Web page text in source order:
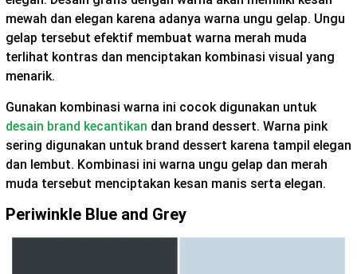
mewah dan elegan karena adanya warna ungu gelap. Ungu
gelap tersebut efektif membuat warna merah muda
terlihat kontras dan menciptakan kombinasi visual yang
menarik.
Gunakan kombinasi warna ini cocok digunakan untuk
desain brand kecantikan dan brand dessert. Warna pink
sering digunakan untuk brand dessert karena tampil elegan
dan lembut. Kombinasi ini warna ungu gelap dan merah
muda tersebut menciptakan kesan manis serta elegan.
Periwinkle Blue and Grey